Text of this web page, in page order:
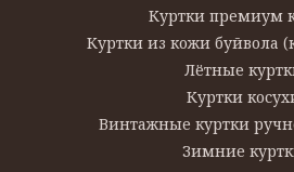
Куртки премиум
Куртки из кожи буйвола
Лётные
Куртки
Винтажные куртки
Зимние